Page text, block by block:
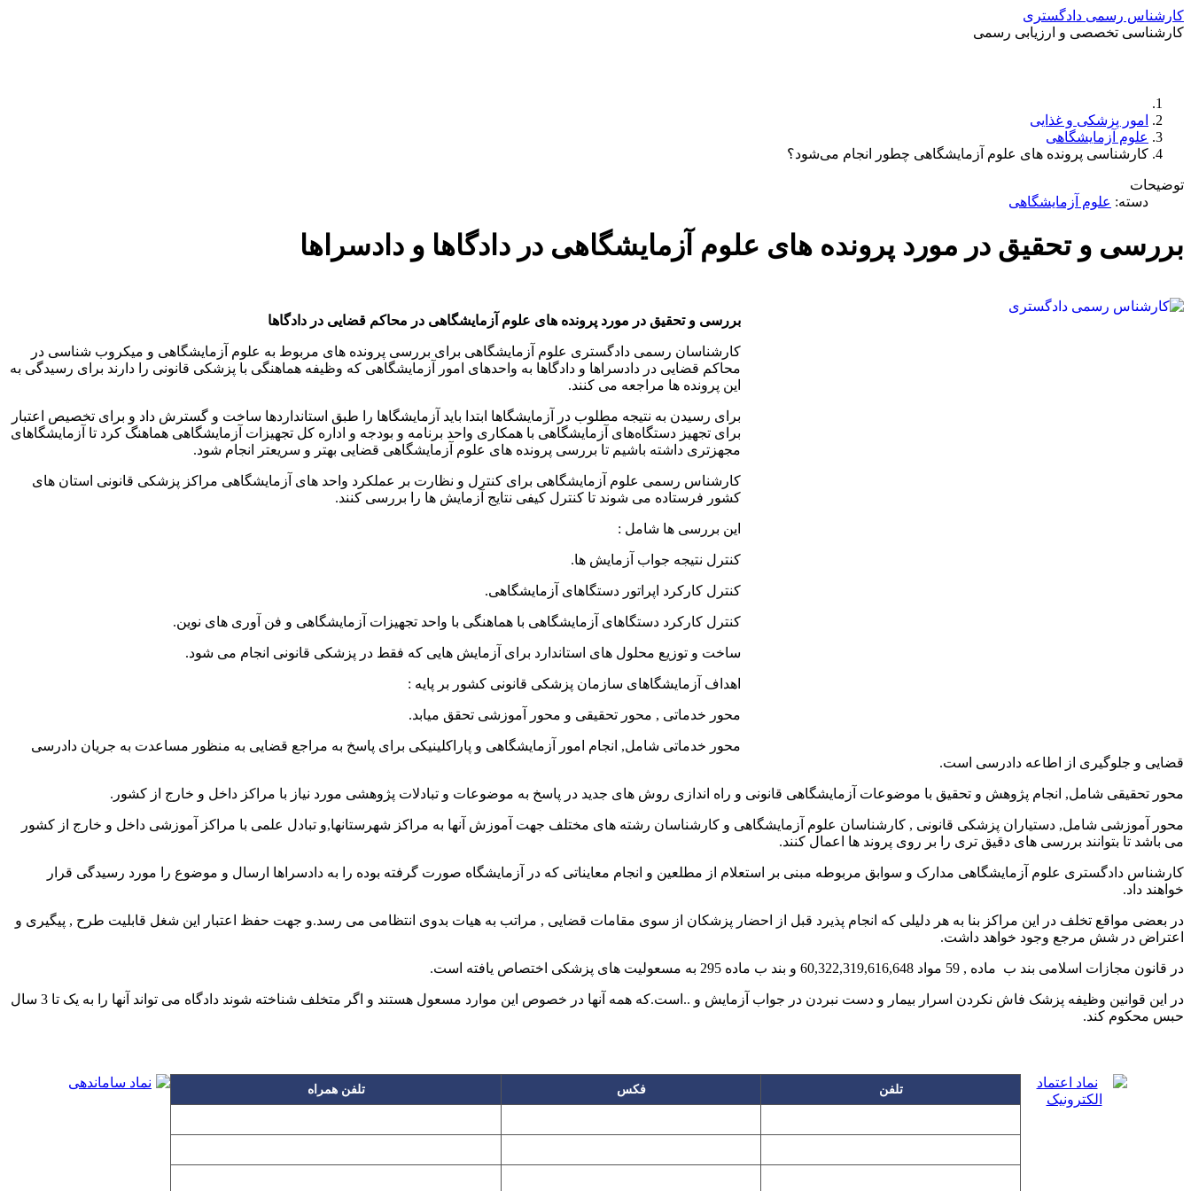
کارشناس رسمی دادگستری
کارشناسی تخصصی و ارزیابی رسمی
امور پزشکی و غذایی
علوم آزمایشگاهی
کارشناسی پرونده های علوم آزمایشگاهی چطور انجام می‌شود؟
توضیحات
دسته: علوم آزمایشگاهی
بررسی و تحقیق در مورد پرونده های علوم آزمایشگاهی در دادگاها و دادسراها
بررسی و تحقیق در مورد پرونده های علوم آزمایشگاهی در محاکم قضایی در دادگاها
کارشناسان رسمی دادگستری علوم آزمایشگاهی برای بررسی پرونده های مربوط به علوم آزمایشگاهی و میکروب شناسی در
محاکم قضایی در دادسراها و دادگاها به واحدهای امور آزمایشگاهی که وظیفه هماهنگی با پزشکی قانونی را دارند برای رسیدگی به
این پرونده ها مراجعه می کنند.
برای رسیدن به نتیجه مطلوب در آزمایشگاها ابتدا باید آزمایشگاها را طبق استانداردها ساخت و گسترش داد و برای تخصیص اعتبار
برای تجهیز دستگاه‌های آزمایشگاهی با همکاری واحد برنامه و بودجه و اداره کل تجهیزات آزمایشگاهی هماهنگ کرد تا آزمایشگاهای
مجهزتری داشته باشیم تا بررسی پرونده های علوم آزمایشگاهی قضایی بهتر و سریعتر انجام شود.
کارشناس رسمی علوم آزمایشگاهی برای کنترل و نظارت بر عملکرد واحد های آزمایشگاهی مراکز پزشکی قانونی استان های
کشور فرستاده می شوند تا کنترل کیفی نتایج آزمایش ها را بررسی کنند.
این بررسی ها شامل :
کنترل نتیجه جواب آزمایش ها.
کنترل کارکرد اپراتور دستگاهای آزمایشگاهی.
کنترل کارکرد دستگاهای آزمایشگاهی با هماهنگی با واحد تجهیزات آزمایشگاهی و فن آوری های نوین.
ساخت و توزیع محلول های استاندارد برای آزمایش هایی که فقط در پزشکی قانونی انجام می شود.
اهداف آزمایشگاهای سازمان پزشکی قانونی کشور بر پایه :
محور خدماتی , محور تحقیقی و محور آموزشی تحقق میابد.
محور خدماتی شامل, انجام امور آزمایشگاهی و پاراکلینیکی برای پاسخ به مراجع قضایی به منظور مساعدت به جریان دادرسی
قضایی و جلوگیری از اطاعه دادرسی است.
محور تحقیقی شامل, انجام پژوهش و تحقیق با موضوعات آزمایشگاهی قانونی و راه اندازی روش های جدید در پاسخ به موضوعات و تبادلات پژوهشی مورد نیاز با مراکز داخل و خارج از کشور.
محور آموزشی شامل, دستیاران پزشکی قانونی , کارشناسان علوم آزمایشگاهی و کارشناسان رشته های مختلف جهت آموزش آنها به مراکز شهرستانها,و تبادل علمی با مراکز آموزشی داخل و خارج از کشور
می باشد تا بتوانند بررسی های دقیق تری را بر روی پروند ها اعمال کنند.
کارشناس دادگستری علوم آزمایشگاهی مدارک و سوابق مربوطه مبنی بر استعلام از مطلعین و انجام معایناتی که در آزمایشگاه صورت گرفته بوده را به دادسراها ارسال و موضوع را مورد رسیدگی قرار
خواهند داد.
در بعضی مواقع تخلف در این مراکز بنا به هر دلیلی که انجام پذیرد قبل از احضار پزشکان از سوی مقامات قضایی , مراتب به هیات بدوی انتظامی می رسد.و جهت حفظ اعتبار این شغل قابلیت طرح , پیگیری و
اعتراض در شش مرجع وجود خواهد داشت.
در قانون مجازات اسلامی بند ب ماده , 59 مواد 60,322,319,616,648 و بند ب ماده 295 به مسعولیت های پزشکی اختصاص یافته است.
در این قوانین وظیفه پزشک فاش نکردن اسرار بیمار و دست نبردن در جواب آزمایش و ..است.که همه آنها در خصوص این موارد مسعول هستند و اگر متخلف شناخته شوند دادگاه می تواند آنها را به یک تا 3 سال
حبس محکوم کند.
تلفن فکس تلفن همراه